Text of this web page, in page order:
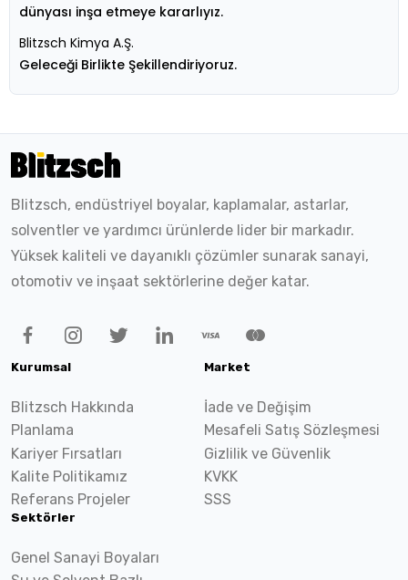
dünyası inşa etmeye kararlıyız.
Blitzsch Kimya A.Ş.
Geleceği Birlikte Şekillendiriyoruz.
Blitzsch, endüstriyel boyalar, kaplamalar, astarlar,
solventler ve yardımcı ürünlerde lider bir markadır.
Yüksek kaliteli ve dayanıklı çözümler sunarak sanayi,
otomotiv ve inşaat sektörlerine değer katar.
Kurumsal
Blitzsch Hakkında
Planlama
Kariyer Fırsatları
Kalite Politikamız
Referans Projeler
Market
İade ve Değişim
Mesafeli Satış Sözleşmesi
Gizlilik ve Güvenlik
KVKK
SSS
Sektörler
Genel Sanayi Boyaları